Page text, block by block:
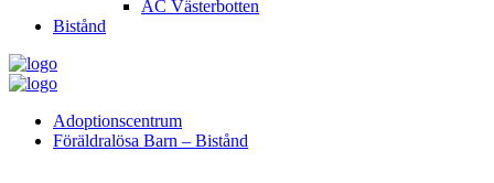
AC Västerbotten
Bistånd
Adoptionscentrum
Föräldralösa Barn – Bistånd